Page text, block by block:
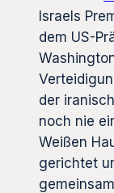
Israels
dem US-
der
noch nie
Weißen
gerichtet